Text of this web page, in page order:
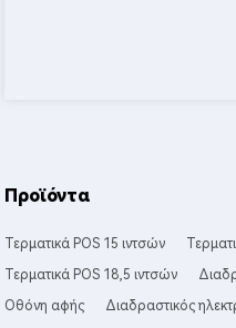
Προϊόντα
Τερματικά POS 15 ιντσών
Τερματικά POS 18,5 ιντσών
Οθόνη αφής
Διαδραστικός